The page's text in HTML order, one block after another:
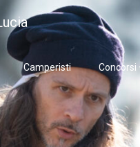
Camperisti Concorsi